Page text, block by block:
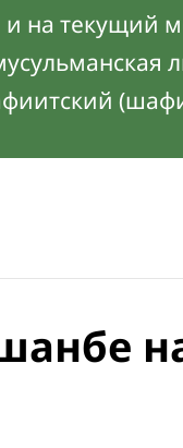
на текущий